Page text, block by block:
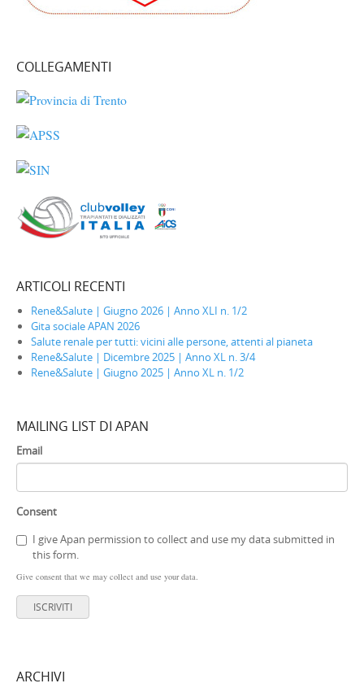
COLLEGAMENTI
ARTICOLI RECENTI
Rene&Salute | Giugno 2026 | Anno XLI n. 1/2
Gita sociale APAN 2026
Salute renale per tutti: vicini alle persone, attenti al pianeta
Rene&Salute | Dicembre 2025 | Anno XL n. 3/4
Rene&Salute | Giugno 2025 | Anno XL n. 1/2
MAILING LIST DI APAN
Email
Consent
I give Apan permission to collect and use my data submitted in
this form.
Give consent that we may collect and use your data.
ISCRIVITI
ARCHIVI